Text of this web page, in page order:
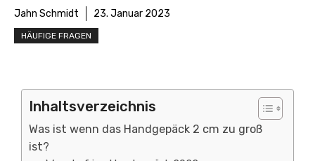
Jahn Schmidt 23. Januar 2023
HÄUFIGE FRAGEN
Inhaltsverzeichnis
Was ist wenn das Handgepäck 2 cm zu groß
ist?